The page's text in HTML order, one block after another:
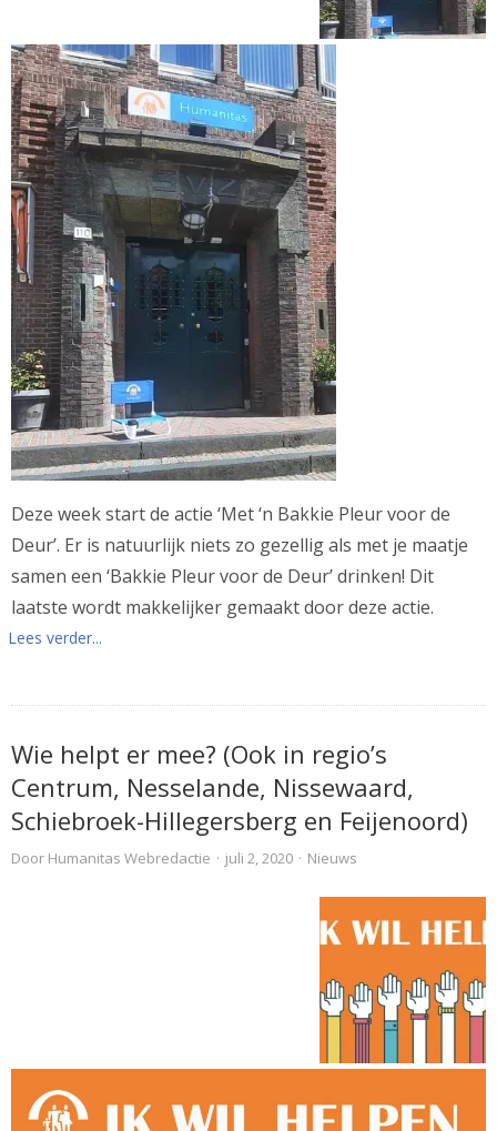
Deze week start de actie ‘Met ‘n Bakkie Pleur voor de
Deur’. Er is natuurlijk niets zo gezellig als met je maatje
samen een ‘Bakkie Pleur voor de Deur’ drinken! Dit
laatste wordt makkelijker gemaakt door deze actie.
Lees verder...
Wie helpt er mee? (Ook in regio’s
Centrum, Nesselande, Nissewaard,
Schiebroek-Hillegersberg en Feijenoord)
Door Humanitas Webredactie · juli 2, 2020 · Nieuws